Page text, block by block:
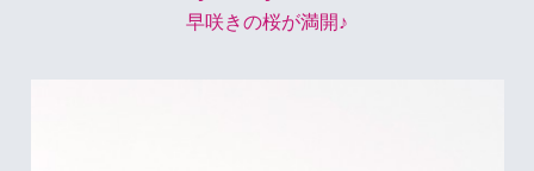
早咲きの桜が満開♪